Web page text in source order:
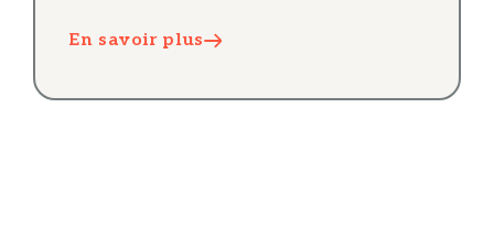
En savoir plus